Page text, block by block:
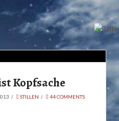
Kopfsache
STILLEN 44 COMMENTS